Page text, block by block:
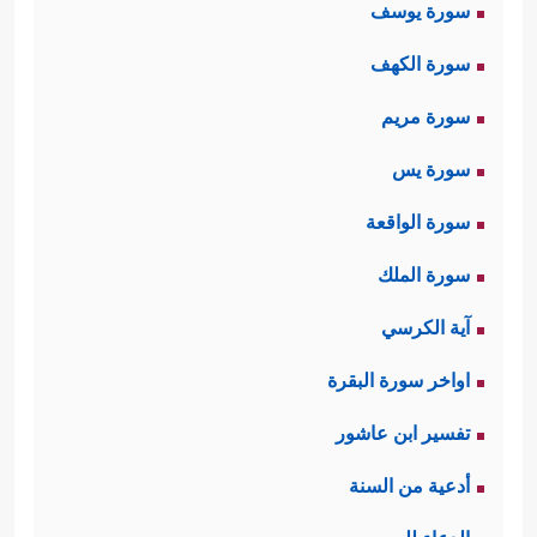
المتكلمون.
ثانيًا: الحسد طريق الضلال:
يؤكّد القرآن الكريم في هذا المقطع
على خطورة الحسد، ودور هذه الصفة
الذميمة في صدّ الناس عن الصراط
المستقيم، فيقول أولًا:
سورة يوسف
سورة الكهف
سورة مريم
سورة يس
سورة الواقعة
سورة الملك
آية الكرسي
اواخر سورة البقرة
تفسير ابن عاشور
أدعية من السنة